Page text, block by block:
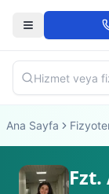
Ana Sayfa